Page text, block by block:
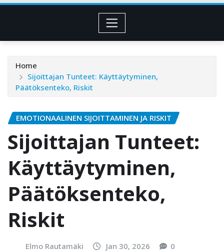
Home
Sijoittajan Tunteet: Käyttäytyminen,
Päätöksenteko, Riskit
EMOTIONAALINEN SIJOITTAMINEN JA RISKIT
Sijoittajan Tunteet:
Käyttäytyminen,
Päätöksenteko,
Riskit
Elmo Rautamäki Jan 30, 2026 0